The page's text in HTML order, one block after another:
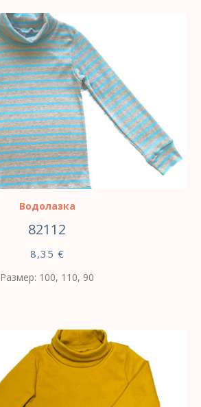
ПАРАМЕТРЫ
Водолазка
82112
8,35 €
Размер: 100, 110, 90